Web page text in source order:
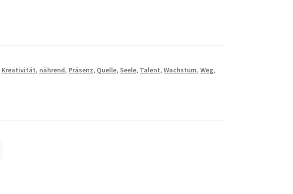
Kreativität, nährend, Präsenz, Quelle, Seele, Talent,Wachstum,Weg,